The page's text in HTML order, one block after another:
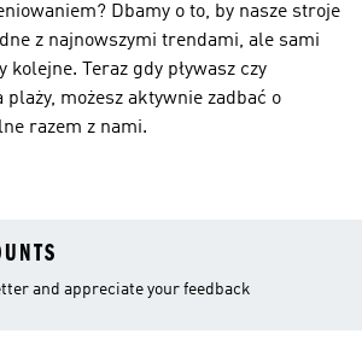
Dbamy o to, by nasze stroje
z najnowszymi trendami, ale sami
kolejne. Teraz gdy pływasz czy
plaży, możesz aktywnie zadbać o
razem z nami.
and appreciate your feedback